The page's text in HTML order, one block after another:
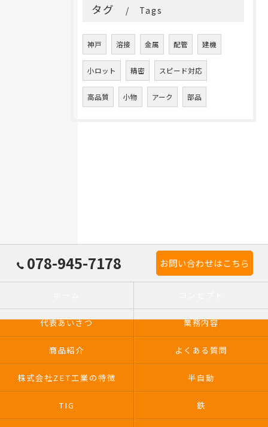
タグ Tags
神戸 溶接 金属 配管 建機
小ロット 精密 スピード対応
高品質 小物 アーク 部品
078-945-7178 お問い合わせはこちら
代表あいさつ 業務内容
商品紹介 よくある質問
株式会社ZET工業の特徴 半自動
TIG 鉄